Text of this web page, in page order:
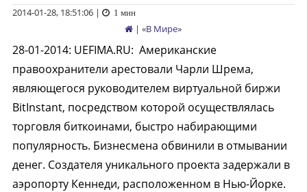
2014-01-28, 18:51:06| 1 мин
| «В Мире»
28-01-2014: UEFIMA.RU: Американские
правоохранители арестовали Чарли Шрема,
являющегося руководителем виртуальной биржи
BitInstant, посредством которой осуществлялась
торговля биткоинами, быстро набирающими
популярность. Бизнесмена обвинили в отмывании
денег. Создателя уникального проекта задержали в
аэропорту Кеннеди, расположенном в Нью-Йорке.